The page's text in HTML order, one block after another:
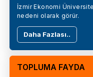
İzmir Ekonomi
nedeni olarak görür.
Daha Fazlası..
TOPLUMA FAYDA